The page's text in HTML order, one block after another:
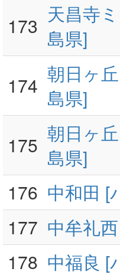
173 天昌寺
島県]
174 朝日ヶ
島県]
175 朝日ヶ
島県]
176 中和田 [
177 中牟礼
178 中福良 [